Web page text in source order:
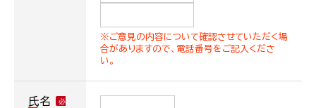
※ご意見の内容について確認させていただく場
合がありますので、電話番号をご記入くださ
い。
氏名